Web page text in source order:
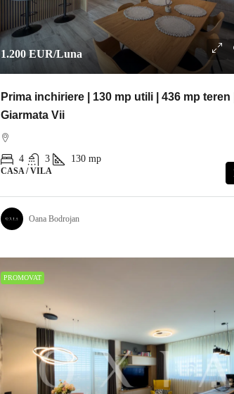
1.200 EUR/Luna
Prima inchiriere | 130 mp utili | 436 mp teren |
Giarmata Vii
4 3 130 mp
CASA / VILA
Oana Bodrojan
PROMOVAT